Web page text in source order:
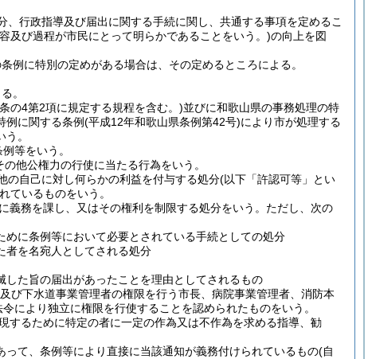
、行政指導及び届出に関する手続に関し、共通する事項を定めるこ
及び過程が市民にとって明らかであることをいう。)の向上を図
に特別の定めがある場合は、その定めるところによる。
。
の4第2項に規定する規程を含む。)並びに和歌山県の事務処理の特
例に関する条例(平成12年和歌山県条例第42号)により市が処理する
。
等をいう。
他公権力の行使に当たる行為をいう。
の自己に対し何らかの利益を付与する処分(以下「許認可等」とい
ているものをいう。
務を課し、又はその権利を制限する処分をいう。 ただし、次の
に条例等において必要とされている手続としての処分
者を名宛人としてされる処分
た旨の届出があったことを理由としてされるもの
下水道事業管理者の権限を行う市長、病院事業管理者、消防本
により独立に権限を行使することを認められたものをいう。
るために特定の者に一定の作為又は不作為を求める指導、勧
って、条例等により直接に当該通知が義務付けられているもの(自